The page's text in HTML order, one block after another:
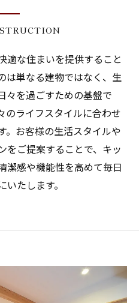
適な住まいを提供すること
は単なる建物ではなく、生
々を過ごすための基盤で
のライフスタイルに合わせ
。お客様の生活スタイルや
をご提案することで、キッ
潔感や機能性を高めて毎日
たします。